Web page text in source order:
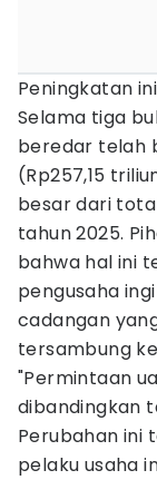
Peningkatan
Selama tiga
beredar telah
(Rp257,15
besar dari
tahun 2025.
bahwa hal ini
pengusaha
cadangan
tersambung
"Permintaan
dibandingkan
Perubahan ini
pelaku usaha